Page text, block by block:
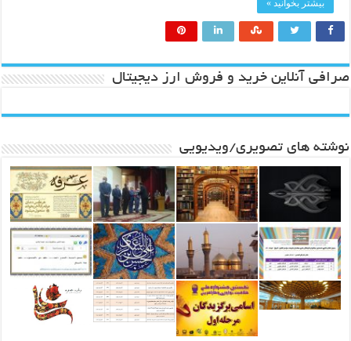
بیشتر بخوانید »
صرافی آنلاین خرید و فروش ارز دیجیتال
نوشته های تصویری/ویدیویی